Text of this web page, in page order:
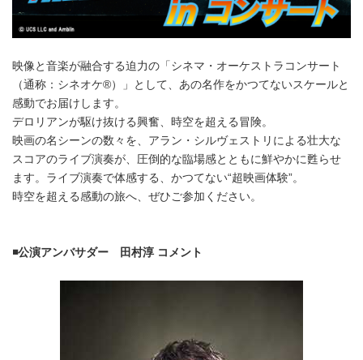
映像と音楽が融合する迫力の「シネマ・オーケストラコンサート
（通称：シネオケ®）」として、あの名作をかつてないスケールと
感動でお届けします。
デロリアンが駆け抜ける興奮、時空を超える冒険。
映画の名シーンの数々を、アラン・シルヴェストリによる壮大な
スコアのライブ演奏が、圧倒的な臨場感とともに鮮やかに甦らせ
ます。ライブ演奏で体感する、かつてない“超映画体験”。
時空を超える感動の旅へ、ぜひご参加ください。
◾️公演アンバサダー 田村淳 コメント